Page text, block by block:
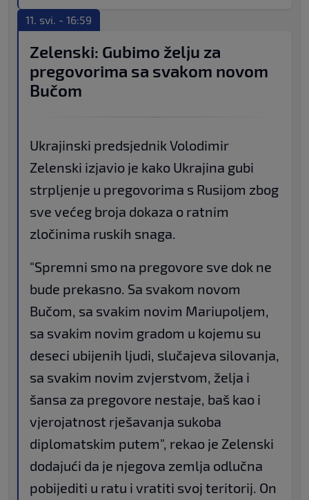
11. svi. - 16:59
Zelenski: Gubimo želju za
pregovorima sa svakom novom
Bučom
Ukrajinski predsjednik Volodimir
Zelenski izjavio je kako Ukrajina gubi
strpljenje u pregovorima s Rusijom zbog
sve većeg broja dokaza o ratnim
zločinima ruskih snaga.
"Spremni smo na pregovore sve dok ne
bude prekasno. Sa svakom novom
Bučom, sa svakim novim Mariupoljem,
sa svakim novim gradom u kojemu su
deseci ubijenih ljudi, slučajeva silovanja,
sa svakim novim zvjerstvom, želja i
šansa za pregovore nestaje, baš kao i
vjerojatnost rješavanja sukoba
diplomatskim putem", rekao je Zelenski
dodajući da je njegova zemlja odlučna
pobijediti u ratu i vratiti svoj teritorij. On